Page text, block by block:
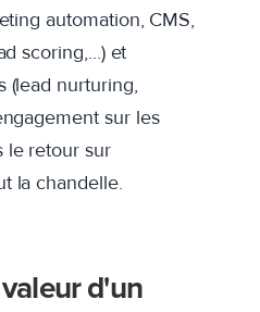
automation, CMS,
scoring,...) et
(lead nurturing,
sur les
le retour sur
la chandelle.
d'un